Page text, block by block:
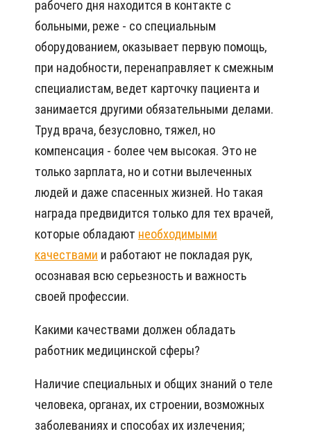
рабочего дня находится в контакте с
больными, реже - со специальным
оборудованием, оказывает первую помощь,
при надобности, перенаправляет к смежным
специалистам, ведет карточку пациента и
занимается другими обязательными делами.
Труд врача, безусловно, тяжел, но
компенсация - более чем высокая. Это не
только зарплата, но и сотни вылеченных
людей и даже спасенных жизней. Но такая
награда предвидится только для тех врачей,
которые обладают необходимыми
качествами и работают не покладая рук,
осознавая всю серьезность и важность
своей профессии.
Какими качествами должен обладать
работник медицинской сферы?
Наличие специальных и общих знаний о теле
человека, органах, их строении, возможных
заболеваниях и способах их излечения;